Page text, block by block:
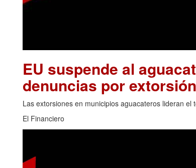
EU suspende al
denuncias por
Las extorsiones en municipios aguacateros lideran el
El Financiero